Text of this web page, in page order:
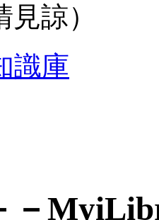
見諒）
識庫
－